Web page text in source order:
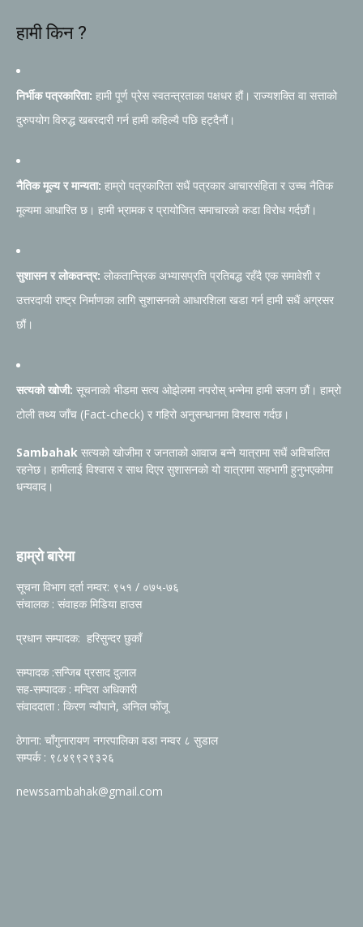
हामी किन ?
निर्भीक पत्रकारिता: हामी पूर्ण प्रेस स्वतन्त्रताका पक्षधर हौं। राज्यशक्ति वा सत्ताको
दुरुपयोग विरुद्ध खबरदारी गर्न हामी कहिल्यै पछि हट्दैनौं।
नैतिक मूल्य र मान्यता: हाम्रो पत्रकारिता सधैं पत्रकार आचारसंहिता र उच्च नैतिक
मूल्यमा आधारित छ। हामी भ्रामक र प्रायोजित समाचारको कडा विरोध गर्दछौं।
सुशासन र लोकतन्त्र: लोकतान्त्रिक अभ्यासप्रति प्रतिबद्ध रहँदै एक समावेशी र
उत्तरदायी राष्ट्र निर्माणका लागि सुशासनको आधारशिला खडा गर्न हामी सधैं अग्रसर
छौं।
सत्यको खोजी: सूचनाको भीडमा सत्य ओझेलमा नपरोस् भन्नेमा हामी सजग छौं। हाम्रो
टोली तथ्य जाँच (Fact-check) र गहिरो अनुसन्धानमा विश्वास गर्दछ।
Sambahak सत्यको खोजीमा र जनताको आवाज बन्ने यात्रामा सधैं अविचलित
रहनेछ। हामीलाई विश्वास र साथ दिएर सुशासनको यो यात्रामा सहभागी हुनुभएकोमा
धन्यवाद।
हाम्रो बारेमा
सूचना विभाग दर्ता नम्वर: ९५१ / ०७५-७६
संचालक : संवाहक मिडिया हाउस
प्रधान सम्पादक: हरिसुन्दर छुकाँ
सम्पादक :सन्जिब प्रसाद दुलाल
सह-सम्पादक : मन्दिरा अधिकारी
संवाददाता : किरण न्यौपाने, अनिल फोँजू
ठेगाना: चाँगुनारायण नगरपालिका वडा नम्वर ८ सुडाल
सम्पर्क : ९८४९९२९३२६
newssambahak@gmail.com